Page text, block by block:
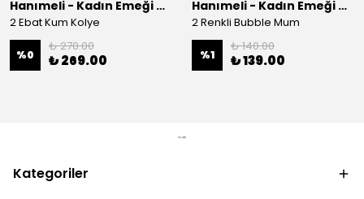
Hanımeli - Kadın Emeği Çarşısı
2 Ebat Kum Kolye
%0
₺ 270.00
₺ 269.00
Hanımeli - Kadın Emeği Çarşısı
2 Renkli Bubble Mum
%1
₺ 140.00
₺ 139.00
Kategoriler